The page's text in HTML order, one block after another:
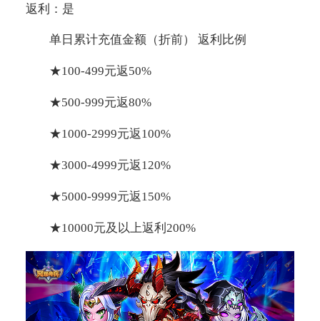
返利：是
单日累计充值金额（折前） 返利比例
★100-499元返50%
★500-999元返80%
★1000-2999元返100%
★3000-4999元返120%
★5000-9999元返150%
★10000元及以上返利200%